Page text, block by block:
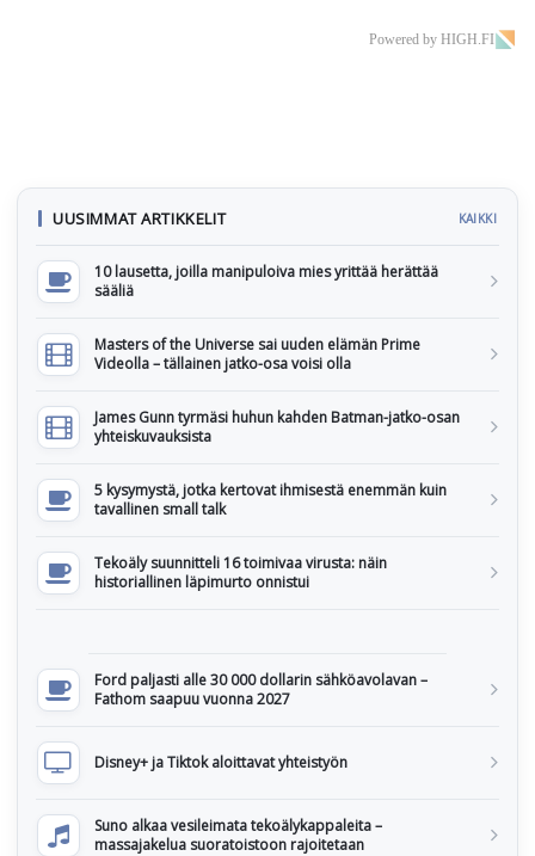
Powered by HIGH.FI
UUSIMMAT ARTIKKELIT KAIKKI
10 lausetta, joilla manipuloiva mies yrittää herättää
sääliä
Masters of the Universe sai uuden elämän Prime
Videolla – tällainen jatko-osa voisi olla
James Gunn tyrmäsi huhun kahden Batman-jatko-osan
yhteiskuvauksista
5 kysymystä, jotka kertovat ihmisestä enemmän kuin
tavallinen small talk
Tekoäly suunnitteli 16 toimivaa virusta: näin
historiallinen läpimurto onnistui
Ford paljasti alle 30 000 dollarin sähköavolavan –
Fathom saapuu vuonna 2027
Disney+ ja Tiktok aloittavat yhteistyön
Suno alkaa vesileimata tekoälykappaleita –
massajakelua suoratoistoon rajoitetaan